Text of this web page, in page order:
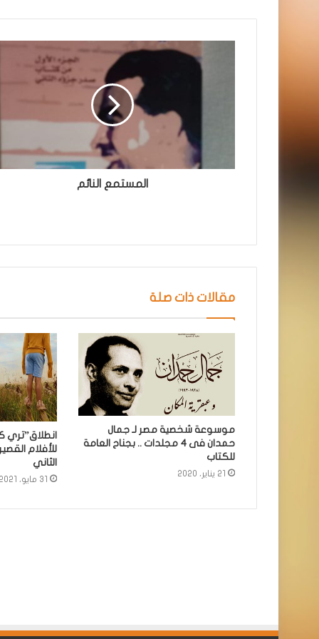
المستمع النائم
مقالات ذات صلة
موسوعة شخصية مصر لـ جمال
حمدان فى 4 مجلدات .. بجناح العامة
للكتاب
21 يناير، 2020
للأفلام
الثاني
31 مايو، 2021